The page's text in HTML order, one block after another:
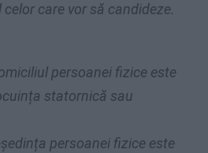
care vor să candideze.
persoanei fizice este
statornică sau
persoanei fizice este